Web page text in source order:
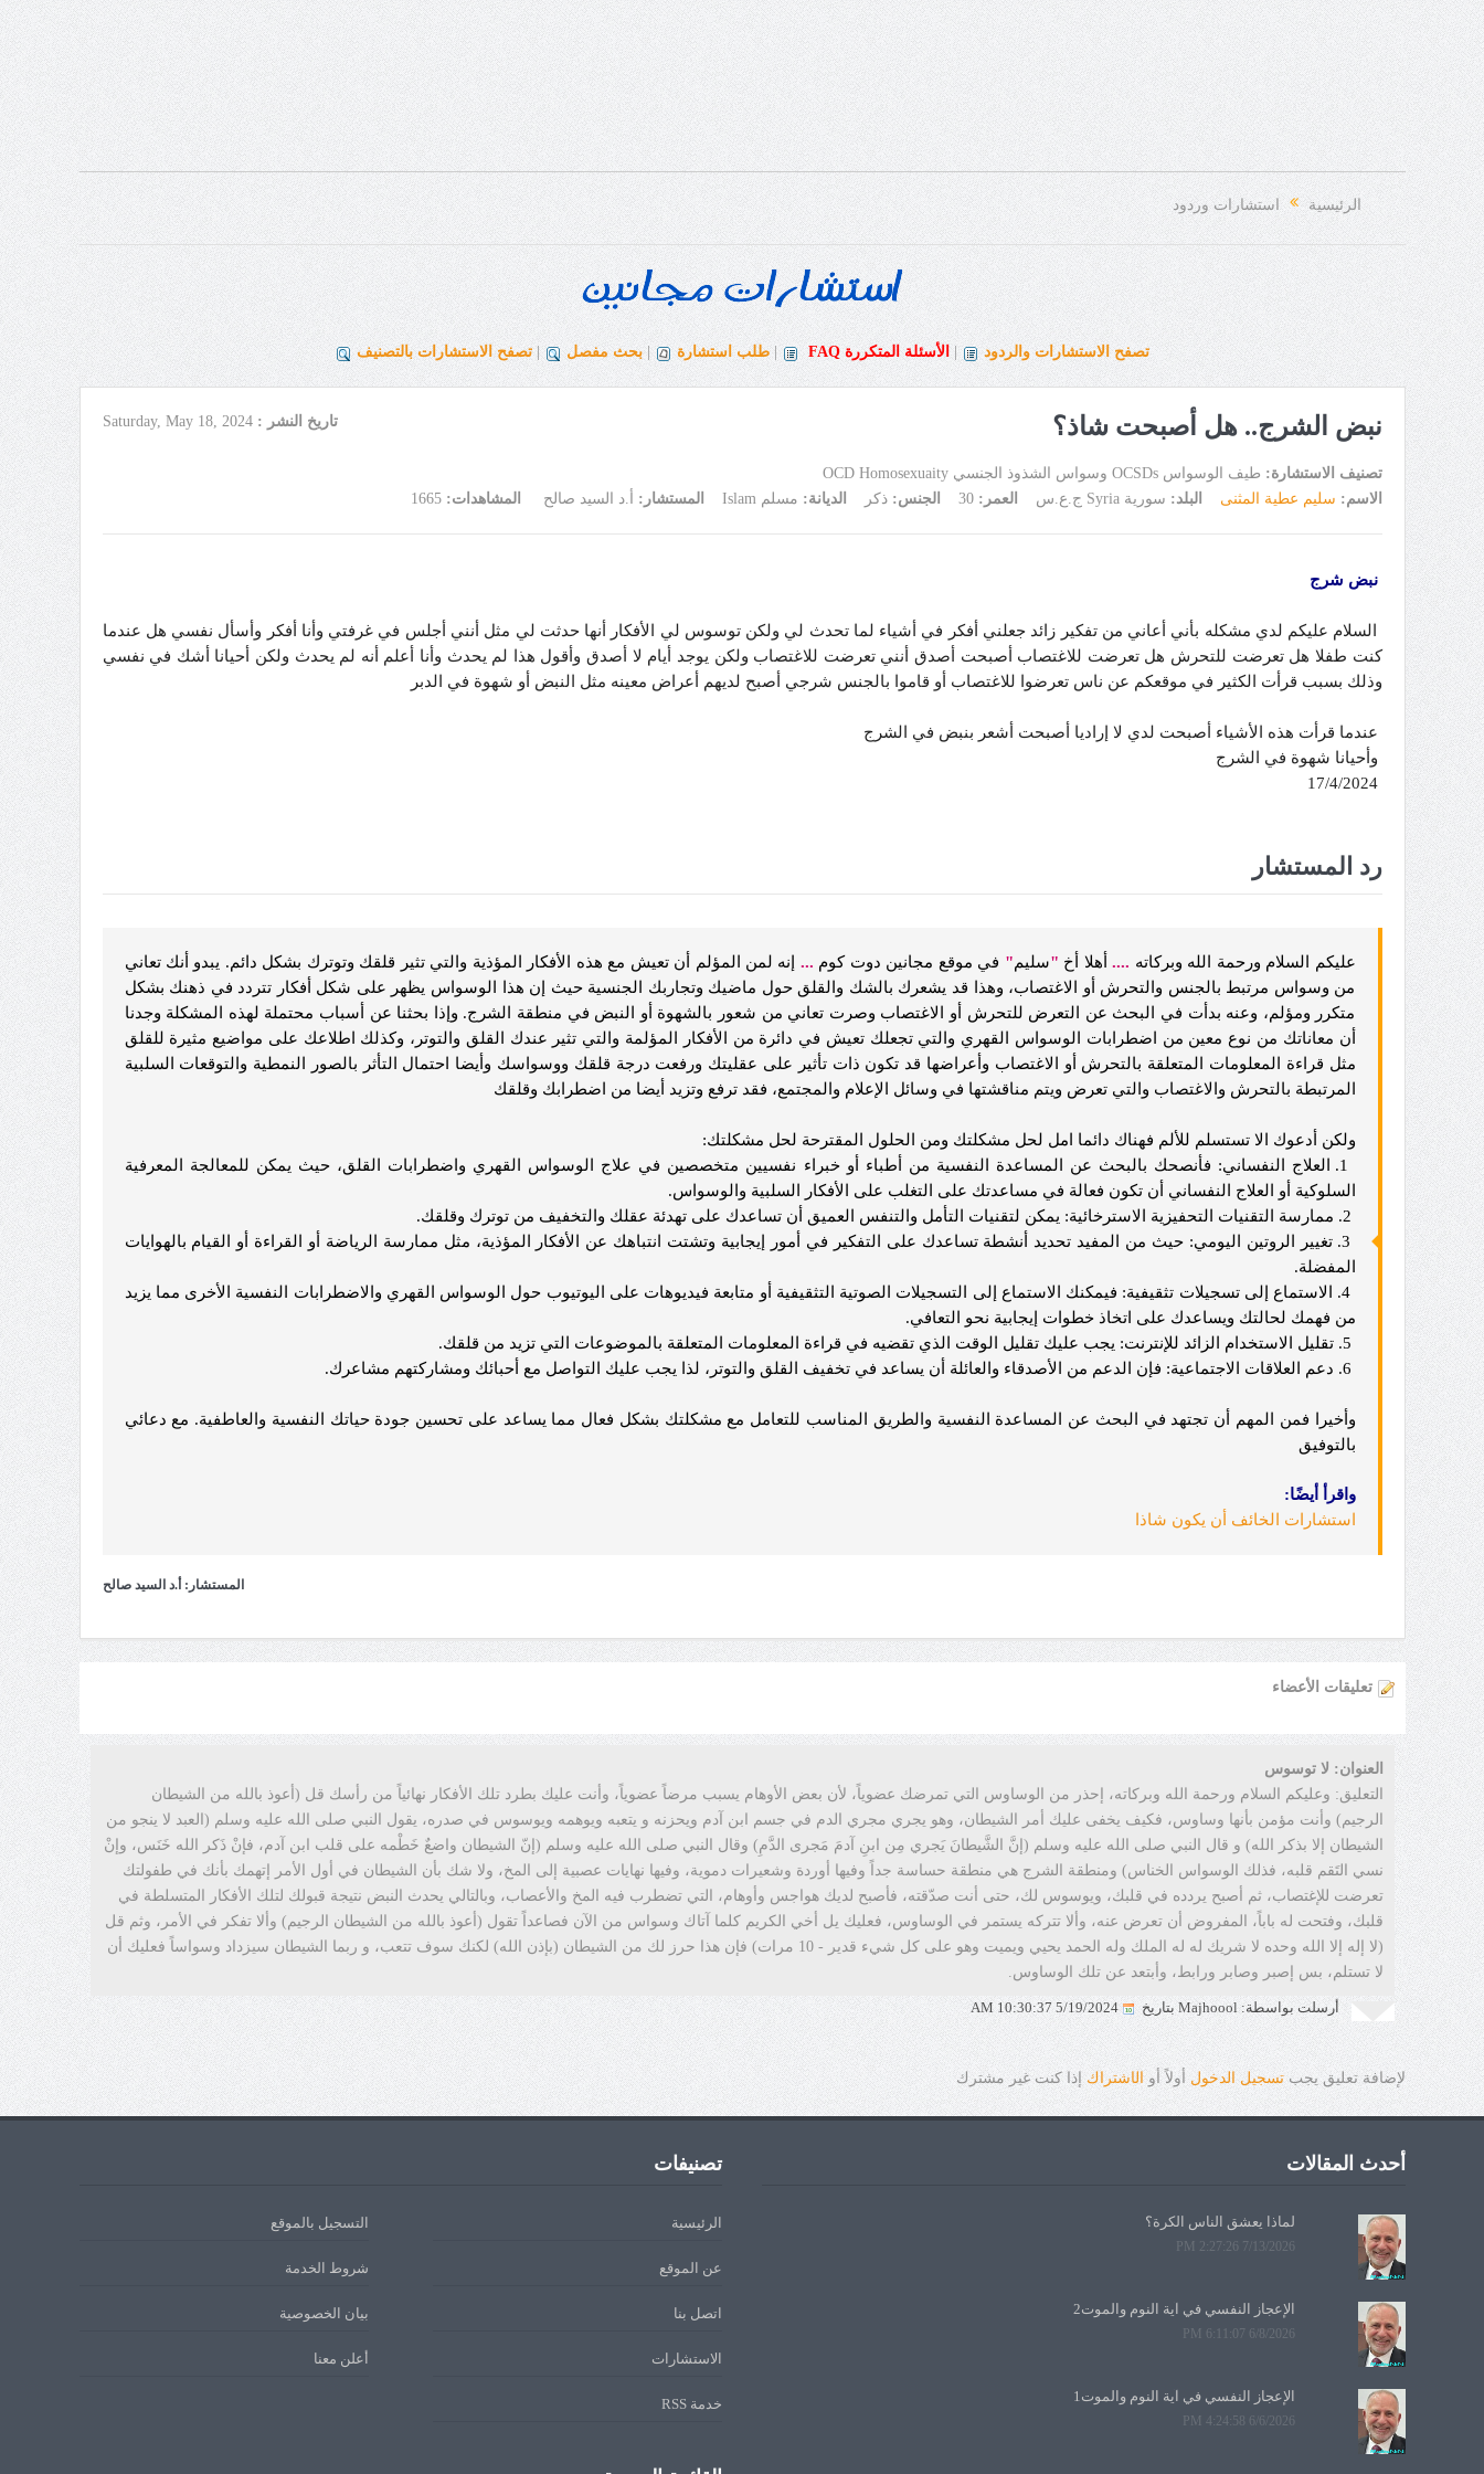
الرئيسية استشارات وردود
تصفح الاستشارات والردود الأسئلة المتكررة FAQ طلب استشارة | بحث مفصل | تصفح الاستشارات بالتصنيف
نبض الشرج.. هل أصبحت شاذ؟ تاريخ النشر :Saturday, May 18, 2024
تصنيف الاستشارة: طيف الوسواس OCSDs وسواس الشذوذ الجنسي OCD Homosexuaity
الاسم: سليم عطية المثنى البلد: سورية Syria ج.ع.س العمر:30 الجنس:ذكر الديانة: مسلم Islam المستشار: أ.د السيد صالح المشاهدات:1665
نبض شرج
السلام عليكم لدي مشكله بأني أعاني من تفكير زائد جعلني أفكر في أشياء لما تحدث لي ولكن توسوس لي الأفكار أنها حدثت لي مثل أنني أجلس في غرفتي وأنا أفكر وأسأل نفسي هل عندما
كنت طفلا هل تعرضت للتحرش هل تعرضت للاغتصاب أصبحت أصدق أنني تعرضت للاغتصاب ولكن يوجد أيام لا أصدق وأقول هذا لم يحدث وأنا أعلم أنه لم يحدث ولكن أحيانا أشك في نفسي
وذلك بسبب قرأت الكثير في موقعكم عن ناس تعرضوا للاغتصاب أو قاموا بالجنس شرجي أصبح لديهم أعراض معينه مثل النبض أو شهوة في الدبر
عندما قرأت هذه الأشياء أصبحت لدي لا إراديا أصبحت أشعر بنبض في الشرج
وأحيانا شهوة في الشرج
17/4/2024
رد المستشار
عليكم السلام ورحمة الله وبركاته ...
.أهلا أخ "سليم" في موقع مجانين دوت كوم ...
إنه لمن المؤلم أن تعيش مع هذه الأفكار المؤذية والتي تثير قلقك وتوترك بشكل دائم. يبدو أنك تعاني
من وسواس مرتبط بالجنس والتحرش أو الاغتصاب، وهذا قد يشعرك بالشك والقلق حول ماضيك وتجاربك الجنسية حيث إن هذا الوسواس يظهر على شكل أفكار تتردد في ذهنك بشكل
متكرر ومؤلم، وعنه بدأت في البحث عن التعرض للتحرش أو الاغتصاب وصرت تعاني من شعور بالشهوة أو النبض في منطقة الشرج. وإذا بحثنا عن أسباب محتملة لهذه المشكلة وجدنا
أن معاناتك من نوع معين من اضطرابات الوسواس القهري والتي تجعلك تعيش في دائرة من الأفكار المؤلمة والتي تثير عندك القلق والتوتر، وكذلك اطلاعك على مواضيع مثيرة للقلق
مثل قراءة المعلومات المتعلقة بالتحرش أو الاغتصاب وأعراضها قد تكون ذات تأثير على عقليتك ورفعت درجة قلقك ووسواسك وأيضا احتمال التأثر بالصور النمطية والتوقعات السلبية
المرتبطة بالتحرش والاغتصاب والتي تعرض ويتم مناقشتها في وسائل الإعلام والمجتمع، فقد ترفع وتزيد أيضا من اضطرابك وقلقك
ولكن أدعوك الا تستسلم للألم فهناك دائما امل لحل مشكلتك ومن الحلول المقترحة لحل مشكلتك:
1. العلاج النفساني: فأنصحك بالبحث عن المساعدة النفسية من أطباء أو خبراء نفسيين متخصصين في علاج الوسواس القهري واضطرابات القلق، حيث يمكن للمعالجة المعرفية
السلوكية أو العلاج النفساني أن تكون فعالة في مساعدتك على التغلب على الأفكار السلبية والوسواس.
3. تغيير الروتين اليومي: حيث من المفيد تحديد أنشطة تساعدك على التفكير في أمور إيجابية وتشتت انتباهك عن الأفكار المؤذية، مثل ممارسة الرياضة أو القراءة أو القيام بالهوايات
المفضلة.
4. الاستماع إلى تسجيلات تثقيفية: فيمكنك الاستماع إلى التسجيلات الصوتية التثقيفية أو متابعة فيديوهات على اليوتيوب حول الوسواس القهري والاضطرابات النفسية الأخرى مما يزيد
من فهمك لحالتك ويساعدك على اتخاذ خطوات إيجابية نحو التعافي.
وأخيرا فمن المهم أن تجتهد في البحث عن المساعدة النفسية والطريق المناسب للتعامل مع مشكلتك بشكل فعال مما يساعد على تحسين جودة حياتك النفسية والعاطفية. مع دعائي
بالتوفيق
واقرأ أيضًا:
استشارات الخائف أن يكون شاذا
المستشار: أ.د السيد صالح
تعليقات الأعضاء
العنوان: لا توسوس
التعليق: وعليكم السلام ورحمة الله وبركاته، إحذر من الوساوس التي تمرضك عضوياً، لأن بعض الأوهام يسبب مرضاً عضوياً، وأنت عليك بطرد تلك الأفكار نهائياً من رأسك قل (أعوذ بالله من الشيطان
الرجيم) وأنت مؤمن بأنها وساوس، فكيف يخفى عليك أمر الشيطان، وهو يجري مجري الدم في جسم ابن آدم ويحزنه و يتعبه ويوهمه ويوسوس في صدره، يقول النبي صلى الله عليه وسلم (العبد لا ينجو من
الشيطان إلا بذكر الله) و قال النبي صلى الله عليه وسلم (إنَّ الشَّيطانَ يَجري مِن ابنِ آدمَ مَجرى الدَّمِ) وقال النبي صلى الله عليه وسلم (إنّ الشيطان واضعٌ خَطْمه على قلب ابن آدم، فإنْ ذَكر الله خَنَس، وإنْ
نسي التَقم قلبه، فذلك الوسواس الخناس) ومنطقة الشرج هي منطقة حساسة جداً وفيها أوردة وشعيرات دموية، وفيها نهايات عصبية إلى المخ، ولا شك بأن الشيطان في أول الأمر إتهمك بأنك في طفولتك
تعرضت للإغتصاب، ثم أصبح يردده في قلبك، ويوسوس لك، حتى أنت صدّقته، فأصبح لديك هواجس وأوهام، التي تضطرب فيه المخ والأعصاب، وبالتالي يحدث النبض نتيجة قبولك لتلك الأفكار المتسلطة في
قلبك، وفتحت له باباً، المفروض أن تعرض عنه، وألا تتركه يستمر في الوساوس، فعليك يل أخي الكريم كلما آتاك وسواس من الآن فصاعداً تقول (أعوذ بالله من الشيطان الرجيم) وألا تفكر في الأمر، وثم قل
(لا إله إلا الله وحده لا شريك له له الملك وله الحمد يحيي ويميت وهو على كل شيء قدير - 10 مرات) فإن هذا حرز لك من الشيطان (بإذن الله) لكنك سوف تتعب، و ربما الشيطان سيزداد وسواساً فعليك أن
لا تستلم، بس إصبر وصابر ورابط، وأبتعد عن تلك الوساوس.
أرسلت بواسطة: Majhoool بتاريخ 5/19/2024 10:30:37 AM
لإضافة تعليق يجبتسجيل الدخولأولاً أو الاشتراك إذا كنت غير مشترك
أحدث المقالات
لماذا يعشق الناس الكرة؟
7/13/2026 2:27:26 PM
الإعجاز النفسي في آية النوم والموت2
6/8/2026 6:11:07 PM
الإعجاز النفسي في آية النوم والموت1
6/6/2026 4:24:58 PM
تصنيفات
الرئيسية التسجيل بالموقع
عن الموقع شروط الخدمة
اتصل بنا بيان الخصوصية
الاستشارات أعلن معنا
خدمة RSS